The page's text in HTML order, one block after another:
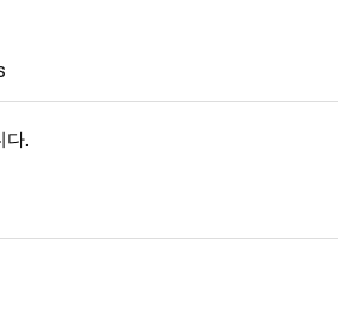
다.